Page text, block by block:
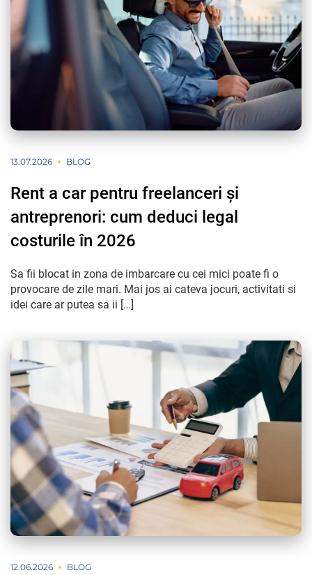
13.07.2026 BLOG
Rent a car pentru freelanceri și
antreprenori: cum deduci legal
costurile în 2026
Sa fii blocat in zona de imbarcare cu cei mici poate fi o
provocare de zile mari. Mai jos ai cateva jocuri, activitati si
idei care ar putea sa ii […]
12.06.2026 BLOG